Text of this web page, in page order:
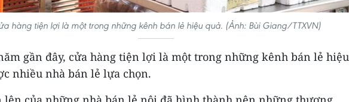
hàng tiện lợi là một trong những kênh bán lẻ hiệu quả. (Ảnh: Bùi Giang/TTXVN)
gần đây, cửa hàng tiện lợi là một trong những kênh bán lẻ hiệu
nhiều nhà bán lẻ lựa chọn.